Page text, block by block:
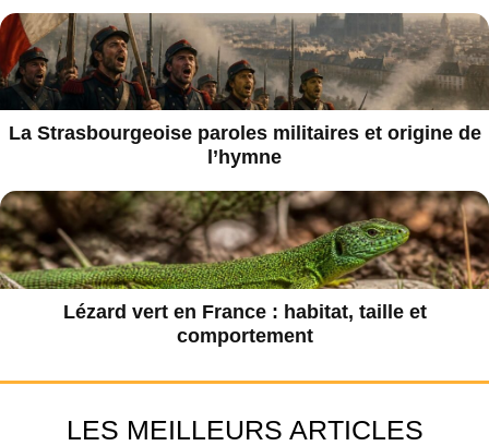
La Strasbourgeoise paroles militaires et origine de
l’hymne
Lézard vert en France : habitat, taille et
comportement
LES MEILLEURS ARTICLES